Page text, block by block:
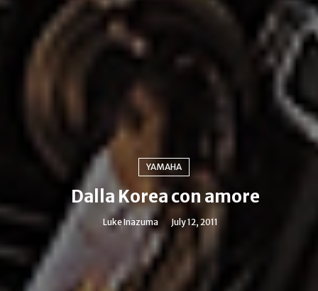
YAMAHA
Dalla Korea con amore
Luke Inazuma July 12, 2011